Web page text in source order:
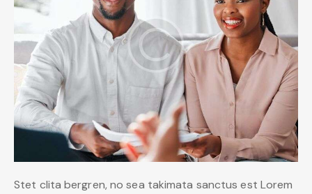
Stet clita bergren, no sea takimata sanctus est Lorem